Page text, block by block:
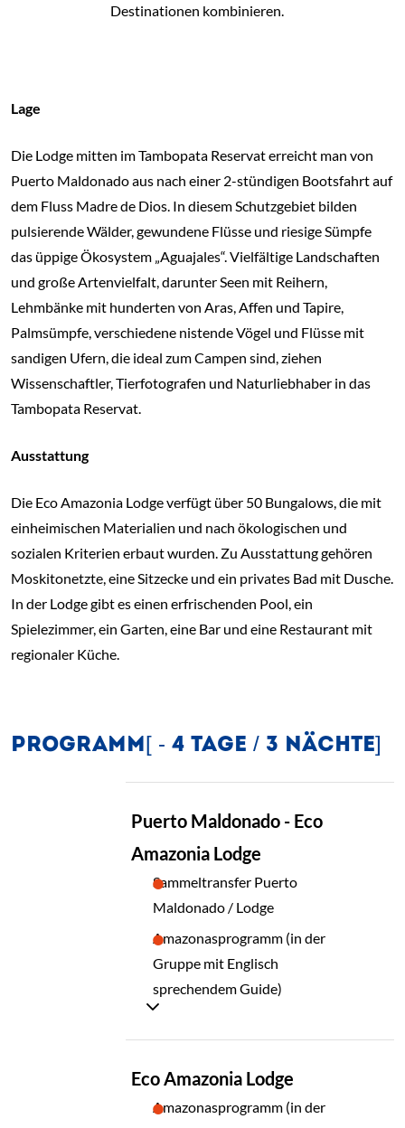
Destinationen kombinieren.
Lage
Die Lodge mitten im Tambopata Reservat erreicht man von
Puerto Maldonado aus nach einer 2-stündigen Bootsfahrt auf
dem Fluss Madre de Dios. In diesem Schutzgebiet bilden
pulsierende Wälder, gewundene Flüsse und riesige Sümpfe
das üppige Ökosystem „Aguajales“. Vielfältige Landschaften
und große Artenvielfalt, darunter Seen mit Reihern,
Lehmbänke mit hunderten von Aras, Affen und Tapire,
Palmsümpfe, verschiedene nistende Vögel und Flüsse mit
sandigen Ufern, die ideal zum Campen sind, ziehen
Wissenschaftler, Tierfotografen und Naturliebhaber in das
Tambopata Reservat.
Ausstattung
Die Eco Amazonia Lodge verfügt über 50 Bungalows, die mit
einheimischen Materialien und nach ökologischen und
sozialen Kriterien erbaut wurden. Zu Ausstattung gehören
Moskitonetzte, eine Sitzecke und ein privates Bad mit Dusche.
In der Lodge gibt es einen erfrischenden Pool, ein
Spielezimmer, ein Garten, eine Bar und eine Restaurant mit
regionaler Küche.
PROGRAMM[ - 4 TAGE / 3 NÄCHTE]
Puerto Maldonado - Eco
Amazonia Lodge
Sammeltransfer Puerto
Maldonado / Lodge
Amazonasprogramm (in der
Gruppe mit Englisch
sprechendem Guide)
Eco Amazonia Lodge
Amazonasprogramm (in der